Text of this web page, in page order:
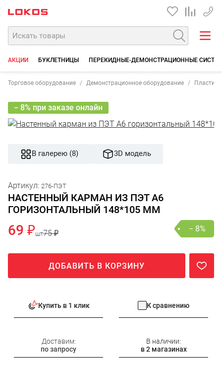
+7
АКЦИИ БУКЛЕТНИЦЫ ПЕРЕКИДНЫЕ-ДЕМОНСТРАЦИОННЫЕ
Торговое оборудование Демонстрационное оборудование
− 8% при заказе онлайн
В галерею (8) 3D модель
Артикул: 276-ПЭТ
НАСТЕННЫЙ КАРМАН ИЗ ПЭТ А6
ГОРИЗОНТАЛЬНЫЙ 148*105 ММ
69 ₽шт75 ₽ − 8%
ДОБАВИТЬ В КОРЗИНУ
Купить в 1 клик К сравнению
Доставим:
по запросу
В наличии:
в 2 магазинах